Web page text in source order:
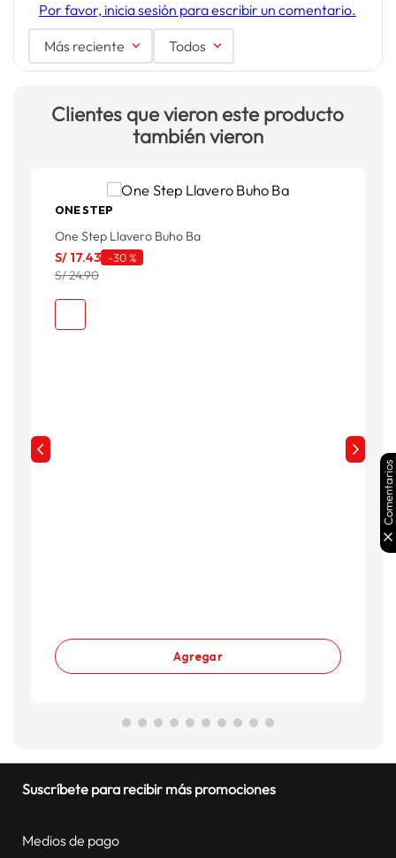
Por favor, inicia sesión para escribir un comentario.
Más reciente Todos
Clientes que vieron este producto
también vieron
ONE STEP
One Step Llavero Buho Ba
S/ 17.43 -30 %
S/ 24.90
Agregar
Suscríbete para recibir más promociones
Medios de pago
Comentarios